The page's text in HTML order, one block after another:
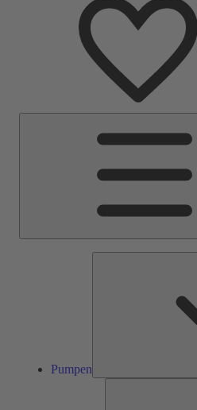
Pumpen